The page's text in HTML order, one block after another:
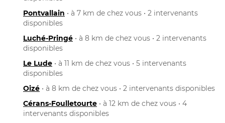
Pontvallain • à 7 km de chez vous • 2 intervenants
disponibles
Luché-Pringé • à 8 km de chez vous • 2 intervenants
disponibles
Le Lude • à 11 km de chez vous • 5 intervenants
disponibles
Oizé • à 8 km de chez vous • 2 intervenants disponibles
Cérans-Foulletourte • à 12 km de chez vous • 4
intervenants disponibles